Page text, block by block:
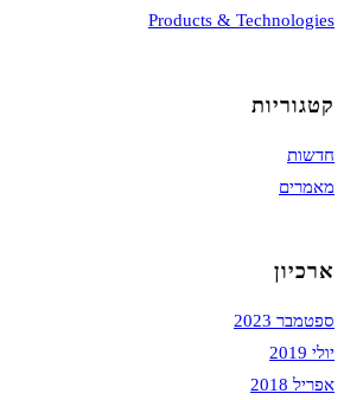
Products & Technologies
קטגוריות
חדשות
מאמרים
ארכיון
ספטמבר 2023
יולי 2019
אפריל 2018